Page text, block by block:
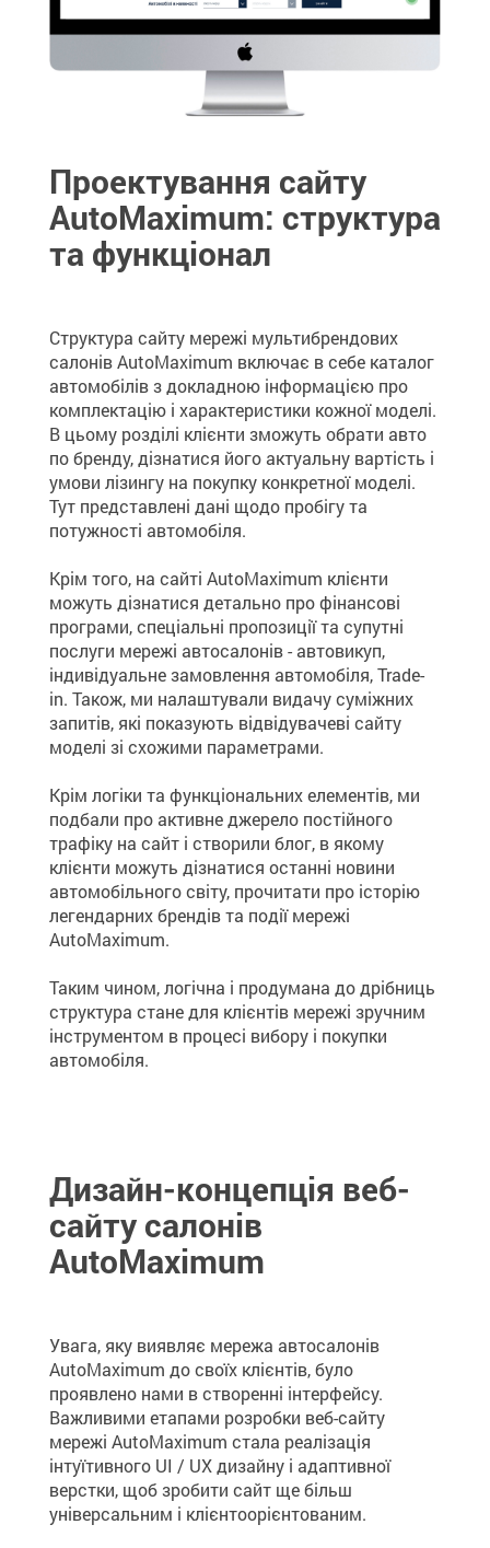
Проектування сайту
AutoMaximum: структура
та функціонал
Структура сайту мережі мультибрендових
салонів AutoMaximum включає в себе каталог
автомобілів з докладною інформацією про
комплектацію і характеристики кожної моделі.
В цьому розділі клієнти зможуть обрати авто
по бренду, дізнатися його актуальну вартість і
умови лізингу на покупку конкретної моделі.
Тут представлені дані щодо пробігу та
потужності автомобіля.
Крім того, на сайті AutoMaximum клієнти
можуть дізнатися детально про фінансові
програми, спеціальні пропозиції та супутні
послуги мережі автосалонів - автовикуп,
індивідуальне замовлення автомобіля, Trade-
in. Також, ми налаштували видачу суміжних
запитів, які показують відвідувачеві сайту
моделі зі схожими параметрами.
Крім логіки та функціональних елементів, ми
подбали про активне джерело постійного
трафіку на сайт і створили блог, в якому
клієнти можуть дізнатися останні новини
автомобільного світу, прочитати про історію
легендарних брендів та події мережі
AutoMaximum.
Таким чином, логічна і продумана до дрібниць
структура стане для клієнтів мережі зручним
інструментом в процесі вибору і покупки
автомобіля.
Дизайн-концепція веб-
сайту салонів
AutoMaximum
Увага, яку виявляє мережа автосалонів
AutoMaximum до своїх клієнтів, було
проявлено нами в створенні інтерфейсу.
Важливими етапами розробки веб-сайту
мережі AutoMaximum стала реалізація
інтуїтивного UI / UX дизайну і адаптивної
верстки, щоб зробити сайт ще більш
універсальним і клієнтоорієнтованим.